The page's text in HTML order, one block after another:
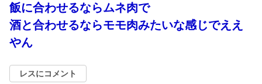
飯に合わせるならムネ肉で
酒と合わせるならモモ肉みたいな感じでええ
やん
レスにコメント